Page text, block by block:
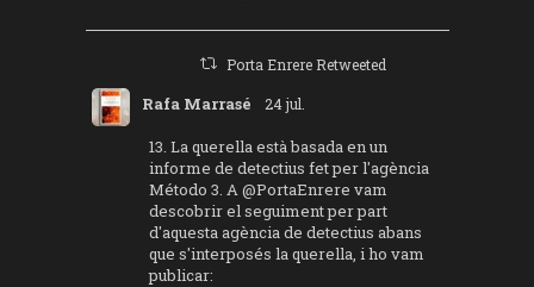
Porta Enrere Retweeted
Rafa Marrasé 24 jul.
13. La querella està basada en un
informe de detectius fet per l'agència
Método 3. A@PortaEnrere vam
descobrir el seguiment per part
d'aquesta agència de detectius abans
que s'interposés la querella, i ho vam
publicar: